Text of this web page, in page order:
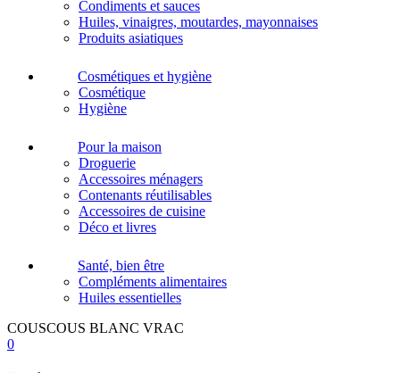
Condiments et sauces
Huiles, vinaigres, moutardes, mayonnaises
Produits asiatiques
Cosmétiques et hygiène
Cosmétique
Hygiène
Pour la maison
Droguerie
Accessoires ménagers
Contenants réutilisables
Accessoires de cuisine
Déco et livres
Santé, bien être
Compléments alimentaires
Huiles essentielles
COUSCOUS BLANC VRAC
0